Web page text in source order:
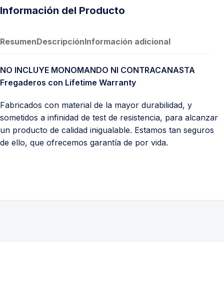
Información del Producto
ResumenDescripciónInformación adicional
NO INCLUYE MONOMANDO NI CONTRACANASTA
Fregaderos con Lifetime Warranty
Fabricados con material de la mayor durabilidad, y
sometidos a infinidad de test de resistencia, para alcanzar
un producto de calidad inigualable. Estamos tan seguros
de ello, que ofrecemos garantía de por vida.